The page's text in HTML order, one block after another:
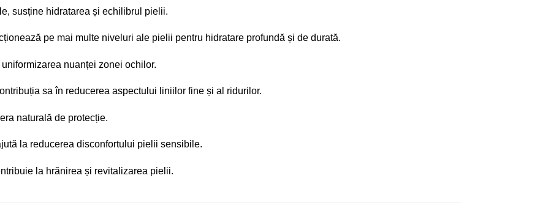
susține hidratarea și echilibrul pielii.
pe mai multe niveluri ale pielii pentru hidratare profundă și de durată.
nuanței zonei ochilor.
sa în reducerea aspectului liniilor fine și al ridurilor.
naturală de protecție.
la reducerea disconfortului pielii sensibile.
la hrănirea și revitalizarea pielii.